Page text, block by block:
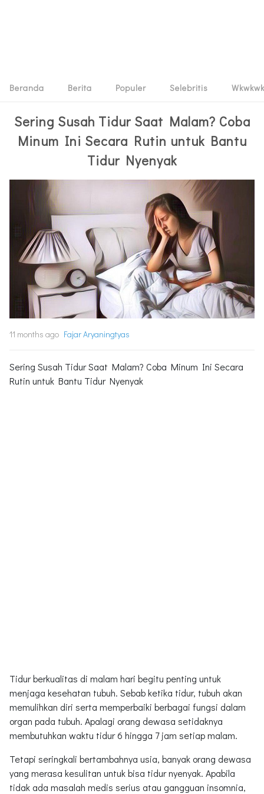
Beranda Berita Populer Selebritis Wkwkwk
Sering Susah Tidur Saat Malam? Coba
Minum Ini Secara Rutin untuk Bantu
Tidur Nyenyak
11 months ago Fajar Aryaningtyas
Sering Susah Tidur Saat Malam? Coba Minum Ini Secara
Rutin untuk Bantu Tidur Nyenyak
Tidur berkualitas di malam hari begitu penting untuk
menjaga kesehatan tubuh. Sebab ketika tidur, tubuh akan
memulihkan diri serta memperbaiki berbagai fungsi dalam
organ pada tubuh. Apalagi orang dewasa setidaknya
membutuhkan waktu tidur 6 hingga 7 jam setiap malam.
Tetapi seringkali bertambahnya usia, banyak orang dewasa
yang merasa kesulitan untuk bisa tidur nyenyak. Apabila
tidak ada masalah medis serius atau gangguan insomnia,